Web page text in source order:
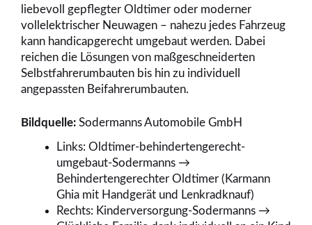
liebevoll gepflegter Oldtimer oder moderner
vollelektrischer Neuwagen – nahezu jedes Fahrzeug
kann handicapgerecht umgebaut werden. Dabei
reichen die Lösungen von maßgeschneiderten
Selbstfahrerumbauten bis hin zu individuell
angepassten Beifahrerumbauten.
Bildquelle: Sodermanns Automobile GmbH
Links: Oldtimer-behindertengerecht-
umgebaut-Sodermanns →
Behindertengerechter Oldtimer (Karmann
Ghia mit Handgerät und Lenkradknauf)
Rechts: Kinderversorgung-Sodermanns →